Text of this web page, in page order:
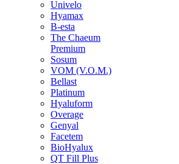
Univelo
Hyamax
B-esta
The Chaeum
Premium
Sosum
VOM (V.O.M.)
Bellast
Platinum
Hyaluform
Overage
Genyal
Facetem
BioHyalux
QT Fill Plus